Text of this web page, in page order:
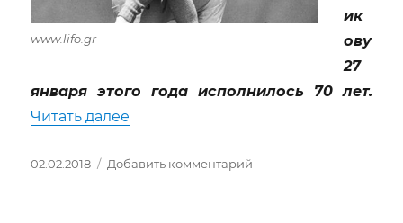
www.lifo.gr
ик
ову
27
января этого года исполнилось 70 лет.
Читать далее
Опубликовано
02.02.2018 Добавить комментарий